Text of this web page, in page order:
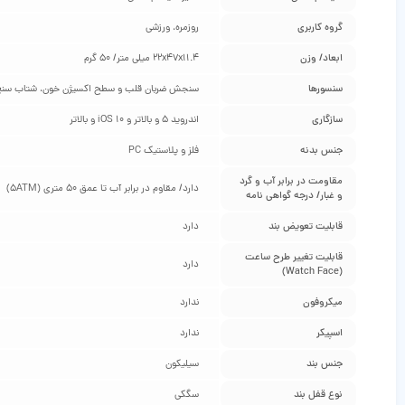
گروه کاربری روزمره، ورزشی
ابعاد/ وزن 22x47x11.4 میلی متر/ 50 گرم
سنسورها سنجش ضربان قلب و سطح اکسیژن خون، شتاب
سازگاری اندروید 5 و بالاتر و iOS 10 و بالاتر
جنس بدنه فلز و پلاستیک PC
مقاومت در برابر آب و گرد
و غبار/ درجه گواهی‌ نامه
دارد/ مقاوم در برابر آب تا عمق 50 متری (5ATM)
قابلیت تعویض بند دارد
قابلیت تغییر طرح ساعت
(Watch Face)
دارد
میکروفون ندارد
اسپیکر ندارد
جنس بند سیلیکون
نوع قفل بند سگکی